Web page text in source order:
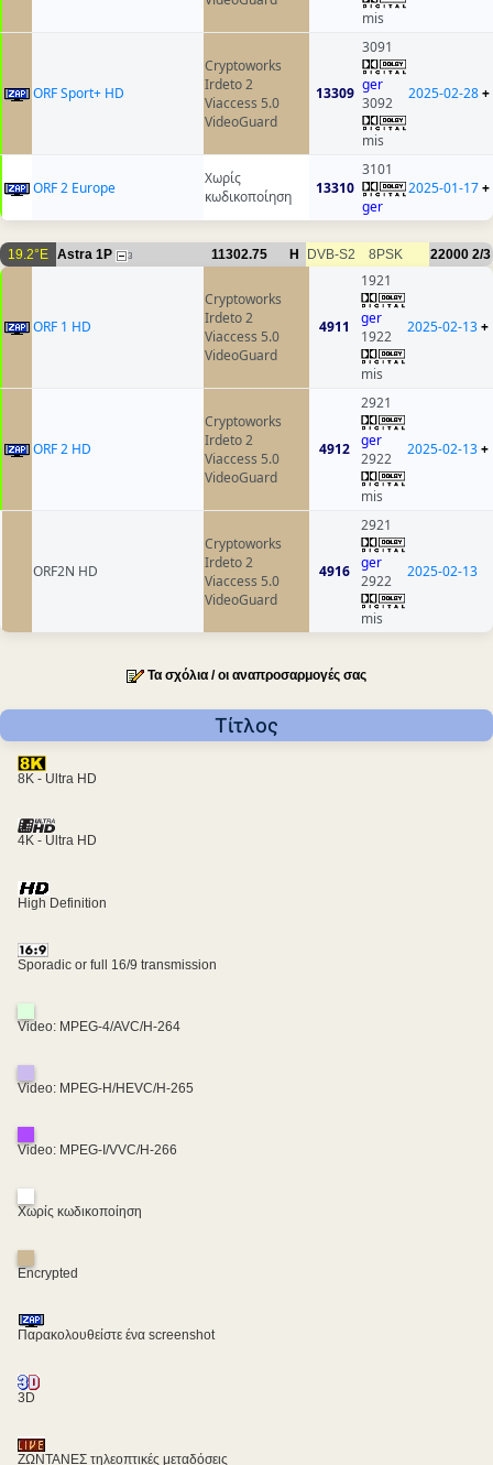
mis
ORF Sport+ HD
Cryptoworks
Irdeto 2
Viaccess 5.0
VideoGuard
13309
3091
ger
3092
mis
2025-02-28+
ORF 2 Europe
Χωρίς
κωδικοποίηση
13310
3101
ger
2025-01-17+
19.2°E Astra 1P 3 11302.75 H DVB-S2 8PSK 22000 2/3
ORF 1 HD
Cryptoworks
Irdeto 2
Viaccess 5.0
VideoGuard
4911
1921
ger
1922
mis
2025-02-13+
ORF 2 HD
Cryptoworks
Irdeto 2
Viaccess 5.0
VideoGuard
4912
2921
ger
2922
mis
2025-02-13+
ORF2N HD
Cryptoworks
Irdeto 2
Viaccess 5.0
VideoGuard
4916
2921
ger
2922
mis
2025-02-13
Τα σχόλια / οι αναπροσαρμογές σας
Τίτλος
8K - Ultra HD
4K - Ultra HD
High Definition
Sporadic or full 16/9 transmission
Video: MPEG-4/AVC/H-264
Video: MPEG-H/HEVC/H-265
Video: MPEG-I/VVC/H-266
Χωρίς κωδικοποίηση
Encrypted
Παρακολουθείστε ένα screenshot
3D
ΖΩΝΤΑΝΕΣ τηλεοπτικές μεταδόσεις